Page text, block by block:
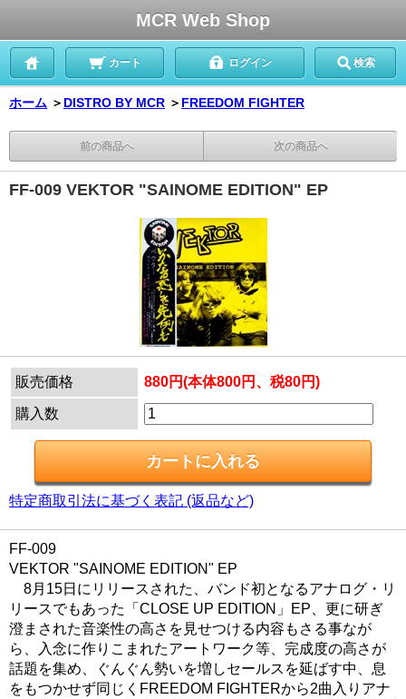
MCR Web Shop
カート ログイン 検索
ホーム ＞ DISTRO BY MCR ＞ FREEDOM FIGHTER
前の商品へ 次の商品へ
FF-009 VEKTOR "SAINOME EDITION" EP
販売価格 880円(本体800円、税80円)
購入数
特定商取引法に基づく表記 (返品など)
FF-009
VEKTOR "SAINOME EDITION" EP
8月15日にリリースされた、バンド初となるアナログ・リ
リースでもあった「CLOSE UP EDITION」EP、更に研ぎ
澄まされた音楽性の高さを見せつける内容もさる事なが
ら、入念に作りこまれたアートワーク等、完成度の高さが
話題を集め、ぐんぐん勢いを増しセールスを延ばす中、息
をもつかせず同じくFREEDOM FIGHTERから2曲入りアナ